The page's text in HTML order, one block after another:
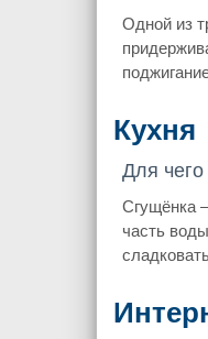
Одной из
Кухня
Для
Сгущёнка
часть